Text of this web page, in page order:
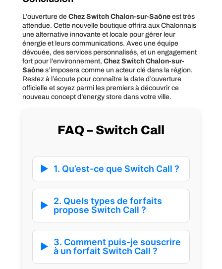
L’ouverture de Chez Switch Chalon-sur-Saôneest très
attendue. Cette nouvelle boutique offrira aux Chalonnais
une alternative innovante et locale pour gérer leur
énergie et leurs communications. Avec une équipe
dévouée, des services personnalisés, et un engagement
fort pour l’environnement, Chez Switch Chalon-sur-
Saônes’imposera comme un acteur clé dans la région.
Restez à l’écoute pour connaître la date d’ouverture
officielle et soyez parmi les premiers à découvrir ce
nouveau concept d’energy store dans votre ville.
FAQ – Switch Call
1. Qu’est-ce que Switch Call ?
2. Quels types de forfaits
propose Switch Call ?
3. Comment puis-je souscrire
à un forfait Switch Call ?